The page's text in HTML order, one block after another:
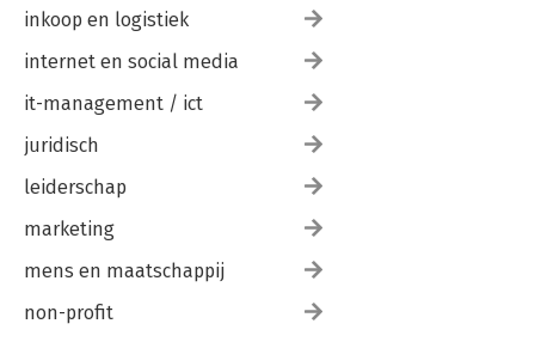
inkoop en logistiek
internet en social media
it-management / ict
juridisch
leiderschap
marketing
mens en maatschappij
non-profit